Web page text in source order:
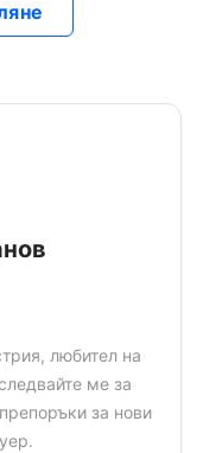
любител на
ме за
за нови